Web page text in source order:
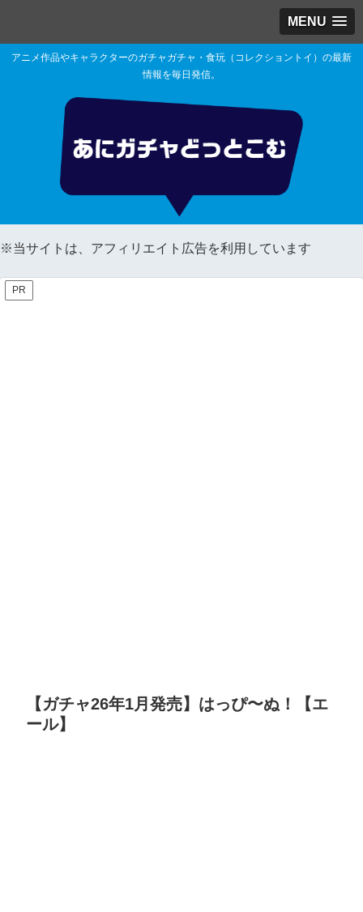
MENU
アニメ作品やキャラクターのガチャガチャ・食玩（コレクショントイ）の最新
情報を毎日発信。
※当サイトは、アフィリエイト広告を利用しています
PR
【ガチャ26年1月発売】はっぴ〜ぬ！【エ
ール】